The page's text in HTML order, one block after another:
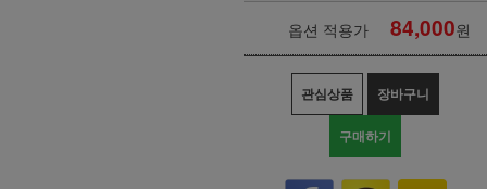
옵션 적용가 84,000원
관심상품 장바구니
구매하기